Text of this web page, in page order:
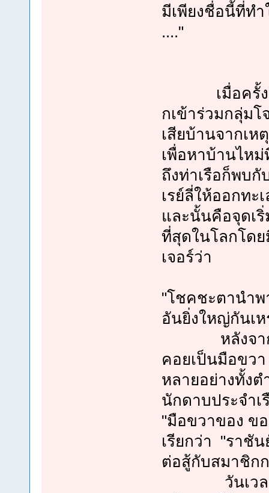
มีเพียงชื่อนี้ที่ท
...."
เมื่อครั้งใน
กเข้าร่วมกลุ่ม
เสียบ้านจากเห
เพื่อหาบ้านไห
ถึงท่าเรือก็พบกั
เรย์ลี่ให้ออกทะ
และนั้นคือจุดเ
ที่สุดในโลกโดย
เจอร์ว่า
"โชคชะตานำพ
อันยิ่งใหญ่กันเห
หลังจากที่เ
คอยเป็นมือขว
หลายอย่างทั้งต
นักดาบประจำ
"มือขวาของ ข
เรียกว่า "ราชัน
ต่อสู้กับสมาชิก
วันเวลาผ่า